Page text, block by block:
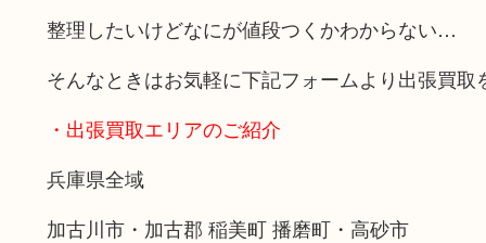
整理したいけどなにが値段つくかわからない…
そんなときはお気軽に下記フォームより出張買取
・出張買取エリアのご紹介
兵庫県全域
加古川市・加古郡 稲美町 播磨町・高砂市